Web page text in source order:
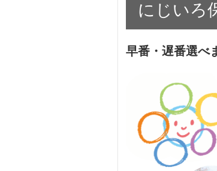
にじいろ
早番・遅番選べ